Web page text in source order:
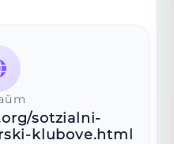
sotzialni-
klubove.html